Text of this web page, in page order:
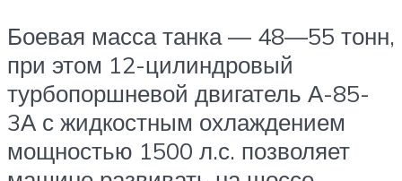
Боевая масса танка — 48—55 тонн,
при этом 12-цилиндровый
турбопоршневой двигатель А-85-
3А с жидкостным охлаждением
мощностью 1500 л.с. позволяет